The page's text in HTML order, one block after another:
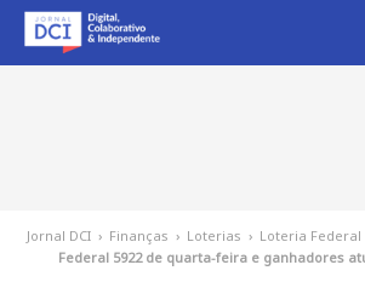
Jornal DCI › Finanças › Loterias › Loteria Federal
Federal 5922 de quarta-feira e ganhadores